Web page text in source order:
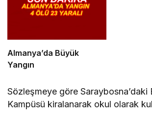
Almanya’da Büyük
Yangın
Sözleşmeye göre Saraybosna’daki
Kampüsü kiralanarak okul olarak